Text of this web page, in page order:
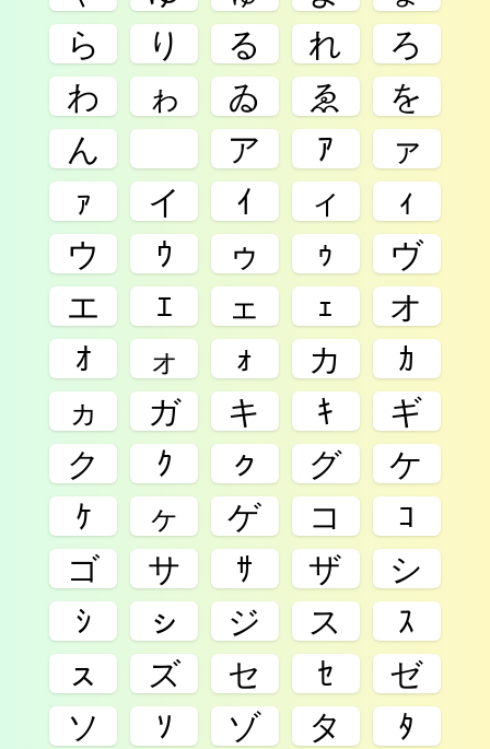
ら
り る れ
ろ
わ
ゎ ゐ ゑ
を
ん
ア ｱ
ァ
ｧ
イ ｲ ィ
ｨ
ウ
ｳ ゥ ｩ
ヴ
エ
ｴ ェ ｪ
オ
ｵ
ォ ｫ カ
ｶ
ヵ
ガ キ ｷ
ギ
ク
ｸ ㇰ グ
ケ
ｹ
ヶ ゲ コ
ｺ
ゴ
サ ｻ ザ
シ
ｼ
ㇱ ジ ス
ｽ
ㇲ
ズ セ ｾ
ゼ
ソ
ｿ ゾ タ
ﾀ